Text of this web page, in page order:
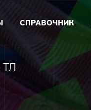
СПРАВОЧНИК
ТЛ